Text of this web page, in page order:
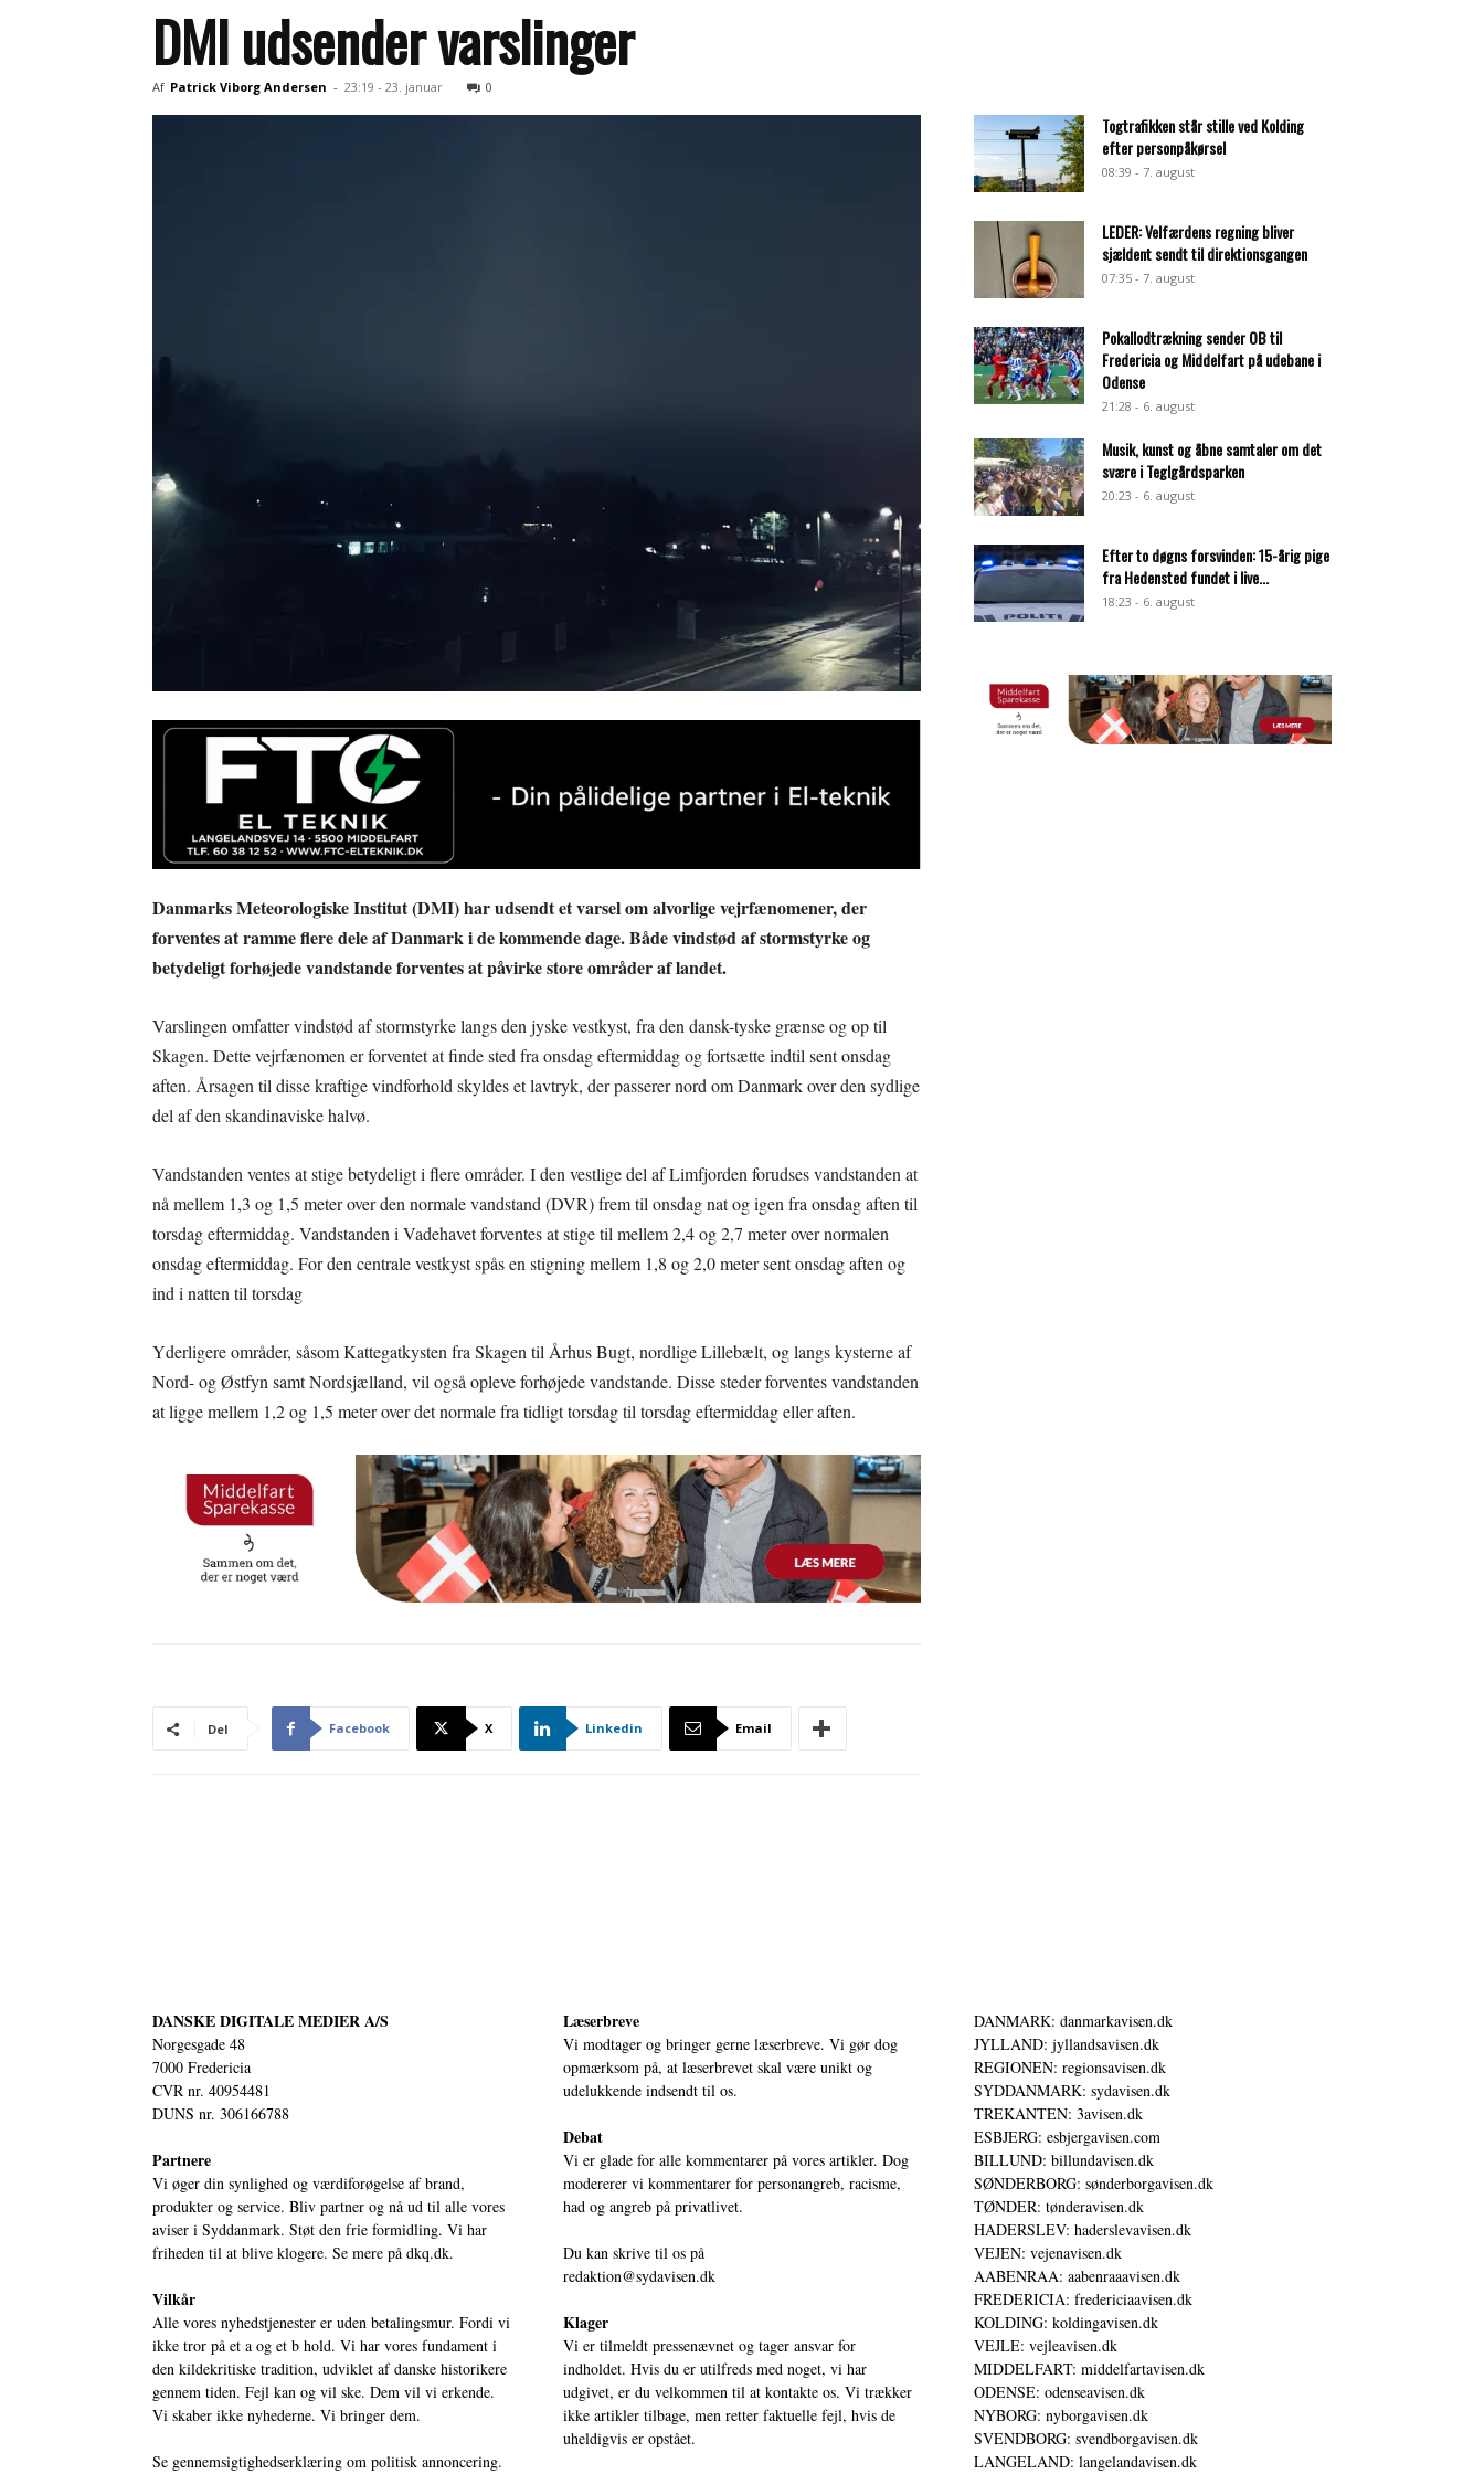
DMI udsender varslinger
Af Patrick Viborg Andersen - 23:19 - 23. januar 0
Danmarks Meteorologiske Institut (DMI) har udsendt et varsel om alvorlige vejrfænomener, der
forventes at ramme flere dele af Danmark i de kommende dage. Både vindstød af stormstyrke og
betydeligt forhøjede vandstande forventes at påvirke store områder af landet.
Varslingen omfatter vindstød af stormstyrke langs den jyske vestkyst, fra den dansk-tyske grænse og op til
Skagen. Dette vejrfænomen er forventet at finde sted fra onsdag eftermiddag og fortsætte indtil sent onsdag
aften. Årsagen til disse kraftige vindforhold skyldes et lavtryk, der passerer nord om Danmark over den sydlige
del af den skandinaviske halvø.
Vandstanden ventes at stige betydeligt i flere områder. I den vestlige del af Limfjorden forudses vandstanden at
nå mellem 1,3 og 1,5 meter over den normale vandstand (DVR) frem til onsdag nat og igen fra onsdag aften til
torsdag eftermiddag. Vandstanden i Vadehavet forventes at stige til mellem 2,4 og 2,7 meter over normalen
onsdag eftermiddag. For den centrale vestkyst spås en stigning mellem 1,8 og 2,0 meter sent onsdag aften og
ind i natten til torsdag
Yderligere områder, såsom Kattegatkysten fra Skagen til Århus Bugt, nordlige Lillebælt, og langs kysterne af
Nord- og Østfyn samt Nordsjælland, vil også opleve forhøjede vandstande. Disse steder forventes vandstanden
at ligge mellem 1,2 og 1,5 meter over det normale fra tidligt torsdag til torsdag eftermiddag eller aften.
Del Facebook X Linkedin Email
Togtrafikken står stille ved Kolding
efter personpåkørsel
08:39 - 7. august
LEDER: Velfærdens regning bliver
sjældent sendt til direktionsgangen
07:35 - 7. august
Pokallodtrækning sender OB til
Fredericia og Middelfart på udebane i
Odense
21:28 - 6. august
Musik, kunst og åbne samtaler om det
svære i Teglgårdsparken
20:23 - 6. august
Efter to døgns forsvinden: 15-årig pige
fra Hedensted fundet i live...
18:23 - 6. august
DANSKE DIGITALE MEDIER A/S
Norgesgade 48
7000 Fredericia
CVR nr. 40954481
DUNS nr. 306166788
Partnere
Vi øger din synlighed og værdiforøgelse af brand,
produkter og service. Bliv partner og nå ud til alle vores
aviser i Syddanmark. Støt den frie formidling. Vi har
friheden til at blive klogere. Se mere på dkq.dk.
Vilkår
Alle vores nyhedstjenester er uden betalingsmur. Fordi vi
ikke tror på et a og et b hold. Vi har vores fundament i
den kildekritiske tradition, udviklet af danske historikere
gennem tiden. Fejl kan og vil ske. Dem vil vi erkende.
Vi skaber ikke nyhederne. Vi bringer dem.
Se gennemsigtighedserklæring om politisk annoncering.
Læserbreve
Vi modtager og bringer gerne læserbreve. Vi gør dog
opmærksom på, at læserbrevet skal være unikt og
udelukkende indsendt til os.
Debat
Vi er glade for alle kommentarer på vores artikler. Dog
modererer vi kommentarer for personangreb, racisme,
had og angreb på privatlivet.
Du kan skrive til os på
redaktion@sydavisen.dk
Klager
Vi er tilmeldt pressenævnet og tager ansvar for
indholdet. Hvis du er utilfreds med noget, vi har
udgivet, er du velkommen til at kontakte os. Vi trækker
ikke artikler tilbage, men retter faktuelle fejl, hvis de
uheldigvis er opstået.
DANMARK: danmarkavisen.dk
JYLLAND: jyllandsavisen.dk
REGIONEN: regionsavisen.dk
SYDDANMARK: sydavisen.dk
TREKANTEN: 3avisen.dk
ESBJERG: esbjergavisen.com
BILLUND: billundavisen.dk
SØNDERBORG: sønderborgavisen.dk
TØNDER: tønderavisen.dk
HADERSLEV: haderslevavisen.dk
VEJEN: vejenavisen.dk
AABENRAA: aabenraaavisen.dk
FREDERICIA: fredericiaavisen.dk
KOLDING: koldingavisen.dk
VEJLE: vejleavisen.dk
MIDDELFART: middelfartavisen.dk
ODENSE: odenseavisen.dk
NYBORG: nyborgavisen.dk
SVENDBORG: svendborgavisen.dk
LANGELAND: langelandavisen.dk